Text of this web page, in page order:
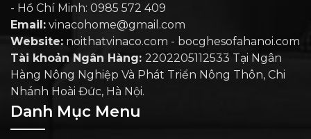
- Hồ Chí Minh: 0985 572 409
Email: vinacohome@gmail.com
Website: noithatvinaco.com - bocghesofahanoi.com
Tài khoản Ngân Hàng: 2202205112533 Tại Ngân
Hàng Nông Nghiệp Và Phát Triển Nông Thôn, Chi
Nhánh Hoài Đức, Hà Nội.
Danh Mục Menu